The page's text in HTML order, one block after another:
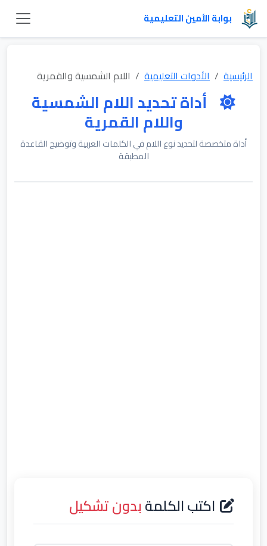
بوابة الأمين التعليمية
الرئيسية الأدوات التعليمية اللام الشمسية والقمرية
أداة تحديد اللام الشمسية
واللام القمرية
أداة متخصصة لتحديد نوع اللام في الكلمات العربية وتوضيح القاعدة
المطبقة
اكتب الكلمةبدون تشكيل